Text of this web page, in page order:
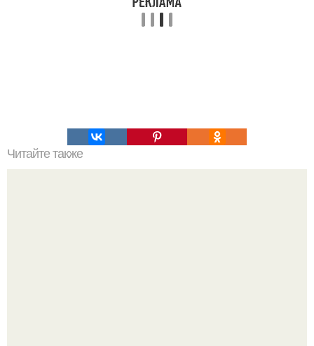
Читайте также